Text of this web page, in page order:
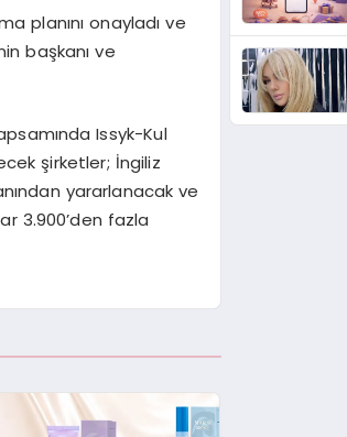
planını onayladı ve
başkanı ve
Issyk-Kul
şirketler; İngiliz
yararlanacak ve
3.900’den fazla